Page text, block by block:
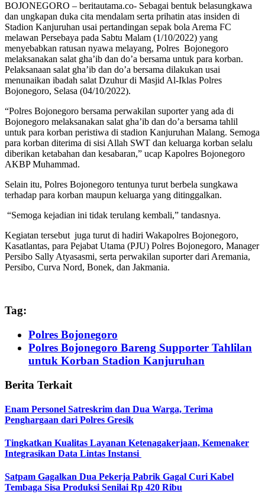
BOJONEGORO – beritautama.co- Sebagai bentuk belasungkawa
dan ungkapan duka cita mendalam serta prihatin atas insiden di
Stadion Kanjuruhan usai pertandingan sepak bola Arema FC
melawan Persebaya pada Sabtu Malam (1/10/2022) yang
menyebabkan ratusan nyawa melayang, Polres Bojonegoro
melaksanakan salat gha’ib dan do’a bersama untuk para korban.
Pelaksanaan salat gha’ib dan do’a bersama dilakukan usai
menunaikan ibadah salat Dzuhur di Masjid Al-Iklas Polres
Bojonegoro, Selasa (04/10/2022).
“Polres Bojonegoro bersama perwakilan suporter yang ada di
Bojonegoro melaksanakan salat gha’ib dan do’a bersama tahlil
untuk para korban peristiwa di stadion Kanjuruhan Malang. Semoga
para korban diterima di sisi Allah SWT dan keluarga korban selalu
diberikan ketabahan dan kesabaran,” ucap Kapolres Bojonegoro
AKBP Muhammad.
Selain itu, Polres Bojonegoro tentunya turut berbela sungkawa
terhadap para korban maupun keluarga yang ditinggalkan.
“Semoga kejadian ini tidak terulang kembali,” tandasnya.
Kegiatan tersebut juga turut di hadiri Wakapolres Bojonegoro,
Kasatlantas, para Pejabat Utama (PJU) Polres Bojonegoro, Manager
Persibo Sally Atyasasmi, serta perwakilan suporter dari Aremania,
Persibo, Curva Nord, Bonek, dan Jakmania.
Tag:
Polres Bojonegoro
Polres Bojonegoro Bareng Supporter Tahlilan
untuk Korban Stadion Kanjuruhan
Berita Terkait
Enam Personel Satreskrim dan Dua Warga, Terima
Penghargaan dari Polres Gresik
Tingkatkan Kualitas Layanan Ketenagakerjaan, Kemenaker
Integrasikan Data Lintas Instansi
Satpam Gagalkan Dua Pekerja Pabrik Gagal Curi Kabel
Tembaga Sisa Produksi Senilai Rp 420 Ribu